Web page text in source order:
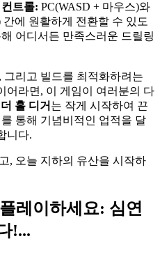
트롤: PC(WASD + 마우스)와
에 원활하게 전환할 수 있도
어디서든 만족스러운 드릴링
리고 빌드를 최적화하려는
어라면, 이 게임이 여러분의 다
홀 디거 는 작게 시작하여 끈
통해 기념비적인 업적을 달
니다.
, 오늘 지하의 유산을 시작하
레이하세요: 심연
!...